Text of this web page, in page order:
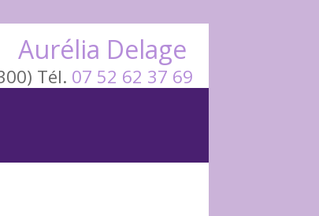
Aurélia Delage
Tél. 07 52 62 37 69